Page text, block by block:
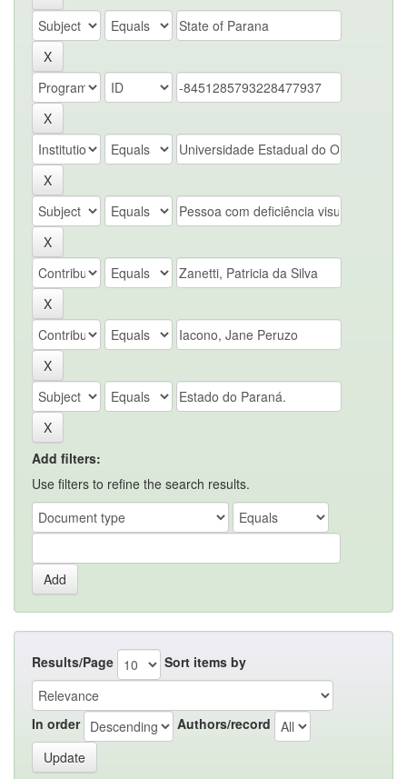
Add filters:
Use filters to refine the search results.
Results/Page Sort items by
In order Authors/record